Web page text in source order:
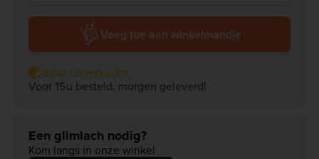
Voeg toe aan winkelmandje
Bijna uitverkocht
Voor 15u besteld, morgen geleverd!
Een glimlach nodig?
Kom langs in onze winkel